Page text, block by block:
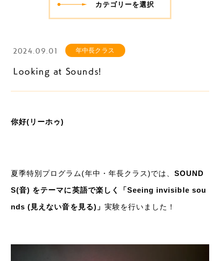
カテゴリーを選択
2024.09.01 年中長クラス
Looking at Sounds!
你好(リーホゥ)
夏季特別プログラム(年中・年長クラス)では、SOUND
S(音) をテーマに英語で楽しく「Seeing invisible sou
nds (見えない音を見る)」 実験を行いました！